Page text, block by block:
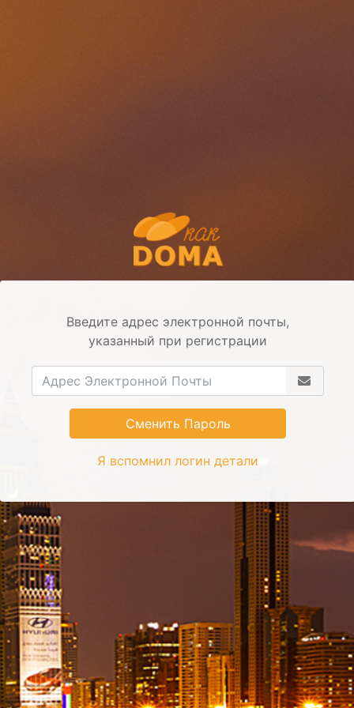
Введите адрес электронной почты,
указанный при регистрации
Сменить Пароль
Я вспомнил логин детали